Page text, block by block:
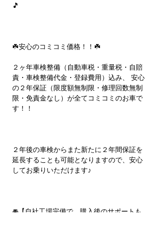
🎵
☘️安心のコミコミ価格！！☘️
２ヶ年車検整備（自動車税・重量税・自賠
責・車検整備代金・登録費用）込み、 安心
の２年保証（限度額無制限・修理回数無制
限・免責金なし）が全てコミコミのお車で
す！！
２年後の車検からまた新たに２年間保証を
延長することも可能となりますので、安心
してお乗りいただけます♪
🚘【自社工場完備で、購入後のサポートも